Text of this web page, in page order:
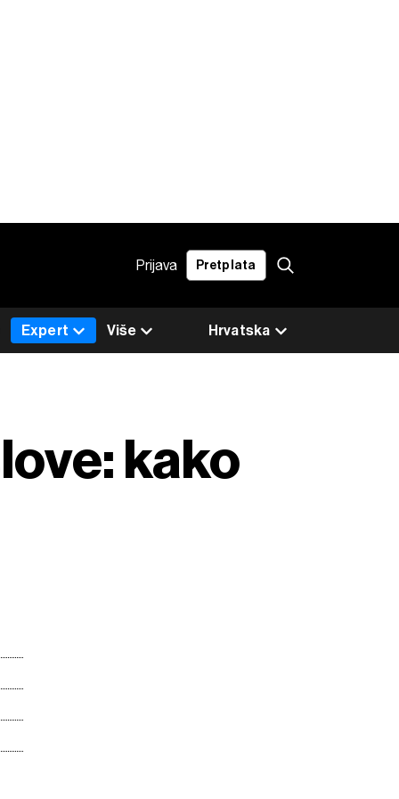
Prijava Pretplata
Hrvatska
Expert Više
kako